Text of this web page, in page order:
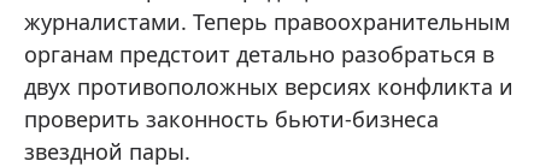
журналистами. Теперь правоохранительным
органам предстоит детально разобраться в
двух противоположных версиях конфликта и
проверить законность бьюти-бизнеса
звездной пары.